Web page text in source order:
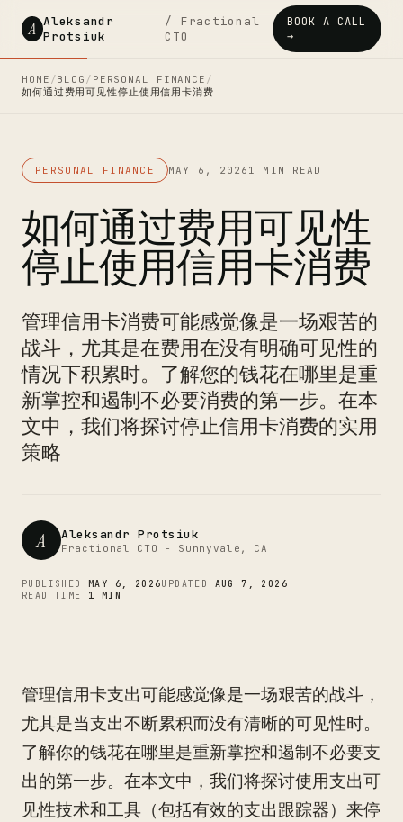
A Aleksandr
Protsiuk
/ Fractional
CTO
BOOK A CALL
→
HOME /BLOG / PERSONAL FINANCE /
如何通过费用可见性停止使用信用卡消费
PERSONAL FINANCE MAY 6, 2026 1 MIN READ
如何通过费用可见性
停止使用信用卡消费
管理信用卡消费可能感觉像是一场艰苦的
战斗，尤其是在费用在没有明确可见性的
情况下积累时。了解您的钱花在哪里是重
新掌控和遏制不必要消费的第一步。在本
文中，我们将探讨停止信用卡消费的实用
策略
A Aleksandr Protsiuk
Fractional CTO - Sunnyvale, CA
PUBLISHED MAY 6, 2026UPDATED AUG 7, 2026
READ TIME 1 MIN
管理信用卡支出可能感觉像是一场艰苦的战斗，
尤其是当支出不断累积而没有清晰的可见性时。
了解你的钱花在哪里是重新掌控和遏制不必要支
出的第一步。在本文中，我们将探讨使用支出可
见性技术和工具（包括有效的支出跟踪器）来停